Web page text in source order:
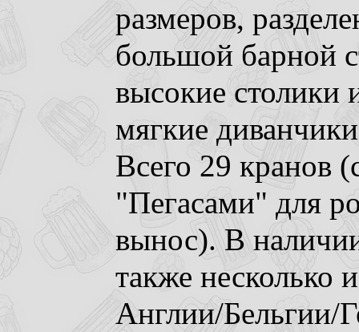
размеров,
большой барной
высокие столики
мягкие
Всего 29 кранов
"Пегасами" для
вынос). В
также несколько
Англии/Бельгии/